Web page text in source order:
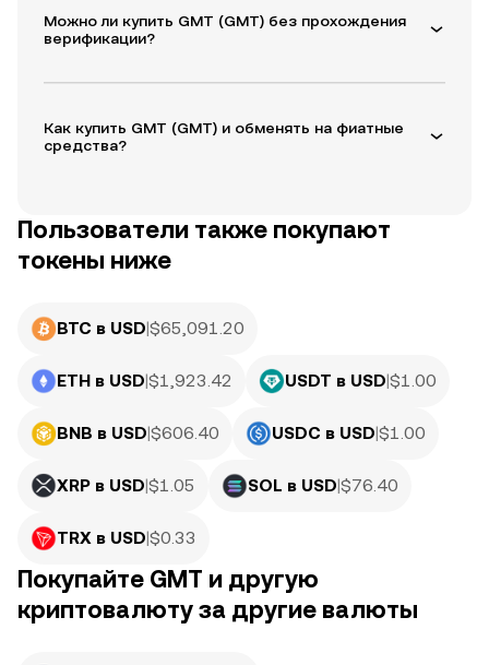
Можно ли купить GMT (GMT) без прохождения
верификации?
Как купить GMT (GMT) и обменять на фиатные
средства?
Пользователи также покупают
токены ниже
BTC в USD|$65,091.20
ETH в USD|$1,923.42 USDT в USD|$1.00
BNB в USD|$606.40 USDC в USD|$1.00
XRP в USD|$1.05 SOL в USD|$76.40
TRX в USD|$0.33
Покупайте GMT и другую
криптовалюту за другие валюты